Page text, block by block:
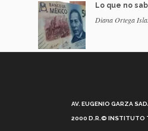
Lo que no
Diana Ortega
AV. EUGENIO GARZA
2000 D.R.© INSTITUTO